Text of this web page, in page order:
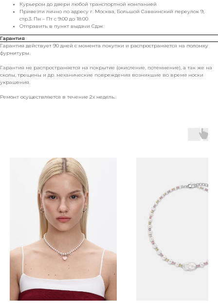
Курьером до двери любой транспортной компанией
Привезти лично по адресу г. Москва, Большой Саввинский переулок 9,
стр.3. Пн – Пт с 9:00 до 18:00
Отправить в пункт выдачи Сдэк
Гарантия
Гарантия действует 90 дней с момента покупки и распространяется на поломку
фурнитуры.
Гарантия не распространяется на покрытие (окисление, потемнение), а так же на
сколы, трещины и др. механические повреждения возникшие во время носки
украшения.
Ремонт осуществляется в течение 2х недель.